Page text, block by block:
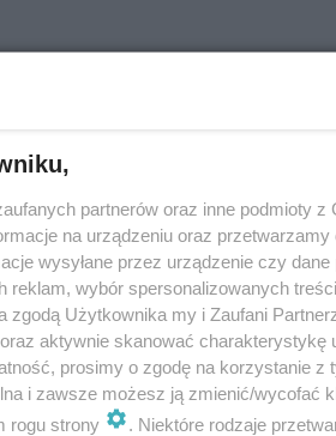
partnerów oraz inne podmioty
na urządzeniu oraz
wysyłane przez urządzenie czy
reklam, wybór spersonalizowanych
zgodą Użytkownika my i Zaufani
aktywnie skanować charakterystykę
prosimy o zgodę na korzystanie z
i zawsze możesz ją zmienić/wycofać
rogu strony
. Niektóre rodzaje